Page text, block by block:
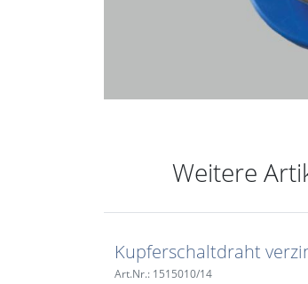
Weitere
Kupferschaltdraht
Art.Nr.: 1515010/14